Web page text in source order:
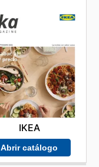
IKEA
Abrir catálogo